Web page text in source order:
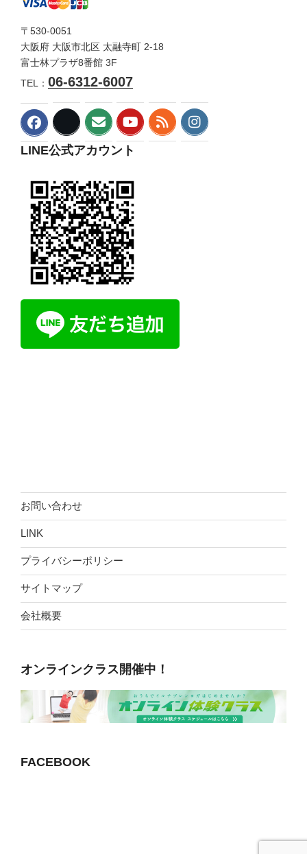
〒530-0051
大阪府 大阪市北区 太融寺町 2-18
富士林プラザ8番館 3F
TEL： 06-6312-6007
LINE公式アカウント
お問い合わせ
LINK
プライバシーポリシー
サイトマップ
会社概要
オンラインクラス開催中！
FACEBOOK